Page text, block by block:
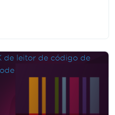
em gerenciamento